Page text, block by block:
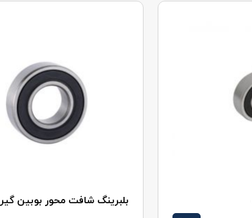
بلبرينگ شافت محور بوبين گير